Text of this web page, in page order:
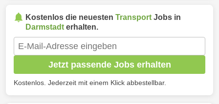
Kostenlos die neuesten Transport Jobs in
Darmstadt erhalten.
Jetzt passende Jobs erhalten
Kostenlos. Jederzeit mit einem Klick abbestellbar.